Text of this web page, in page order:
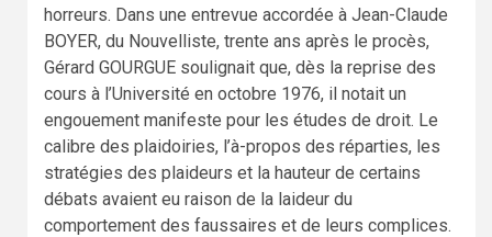
horreurs. Dans une entrevue accordée à Jean-Claude
BOYER, du Nouvelliste, trente ans après le procès,
Gérard GOURGUE soulignait que, dès la reprise des
cours à l’Université en octobre 1976, il notait un
engouement manifeste pour les études de droit. Le
calibre des plaidoiries, l’à-propos des réparties, les
stratégies des plaideurs et la hauteur de certains
débats avaient eu raison de la laideur du
comportement des faussaires et de leurs complices.